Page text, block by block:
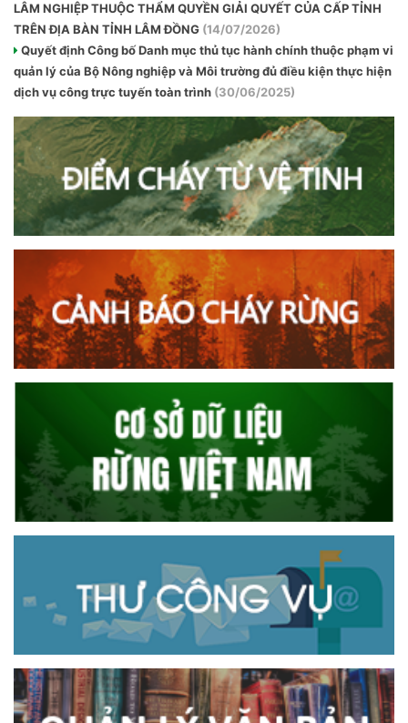
LÂM NGHIỆP THUỘC THẨM QUYỀN GIẢI QUYẾT CỦA CẤP TỈNH
TRÊN ĐỊA BÀN TỈNH LÂM ĐỒNG (14/07/2026)
Quyết định Công bố Danh mục thủ tục hành chính thuộc phạm vi
quản lý của Bộ Nông nghiệp và Môi trường đủ điều kiện thực hiện
dịch vụ công trực tuyến toàn trình (30/06/2025)